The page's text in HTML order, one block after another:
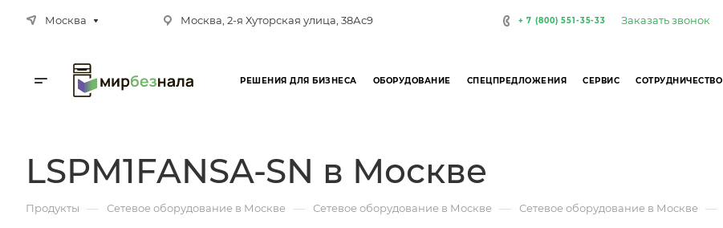
Москва Москва, 2-я Хуторская улица, 38Ас9 + 7 (800) 551-35-33 Заказать звонок
РЕШЕНИЯ ДЛЯ БИЗНЕСА ОБОРУДОВАНИЕ СПЕЦПРЕДЛОЖЕНИЯ СЕРВИС СОТРУДНИЧЕСТВО
LSPM1FANSA-SN в Москве
Продукты — Сетевое оборудование в Москве — Сетевое оборудование в Москве — Сетевое оборудование в Москве —